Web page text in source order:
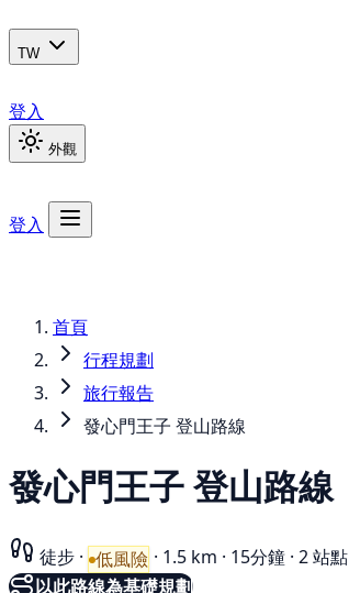
TW
登入
外觀
登入
首頁
行程規劃
旅行報告
發心門王子 登山路線
發心門王子 登山路線
徒步 · 低風險 · 1.5 km · 15分鐘 · 2 站點
以此路線為基礎規劃